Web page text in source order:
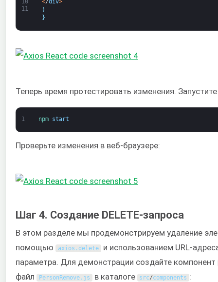
10
11
)
}
Теперь время протестировать изменения.
1 npm start
Проверьте изменения в веб-браузере:
Шаг 4. Создание DELETE-запроса
В этом разделе мы продемонстрируем удаление
помощью
axios .delete и использованием URL-
параметра. Для демонстрации создайте компонент
файл
PersonRemove. js в каталоге src/components :